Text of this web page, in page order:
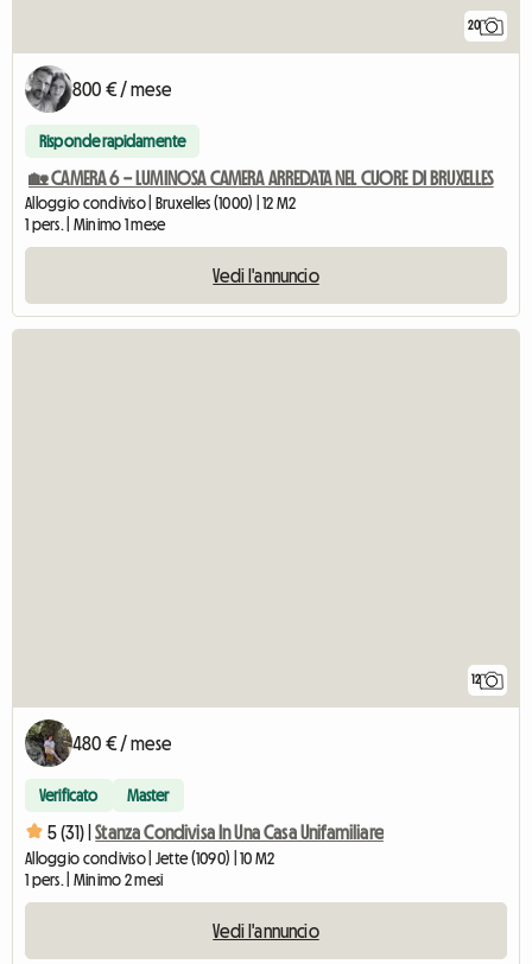
20
800 € / mese
Risponde rapidamente
🏡 CAMERA 6 – LUMINOSA CAMERA ARREDATA NEL CUORE DI BRUXELLES
Alloggio condiviso | Bruxelles (1000) | 12 M2
1 pers. | Minimo 1 mese
Vedi l'annuncio
12
480 € / mese
Verificato Master
5 (31) | Stanza Condivisa In Una Casa Unifamiliare
Alloggio condiviso | Jette (1090) | 10 M2
1 pers. | Minimo 2 mesi
Vedi l'annuncio